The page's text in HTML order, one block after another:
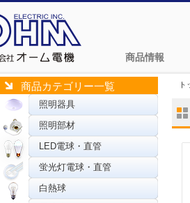
商品情報
商品カテゴリー一覧
照明器具
照明部材
LED電球・直管
蛍光灯電球・直管
白熱球
ト